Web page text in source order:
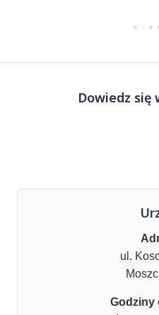
Dowiedz się
ul.
Godziny